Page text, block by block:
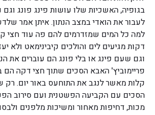
בגופיה, האשכיות שלו עושות פינג פונג
לעבור את הואדי במצב הנתון. איתן אמר
למה כל המים שמזדרמים להם פה עוד חצי
דקות מגיעים לים והולכים קיבינימאט ולא
וגם שעם פינג או בלי פונג הם עוברים את
פריימוביץ' האבא הסכים שתוך חצי דקה הם
קלות מאשר לנגב את התוחעס באור יום. רק
הסכים עם הקביעה הפשטנית ועם סירוב
מכות, דחיפות מאחור ומשיכות מלפנים